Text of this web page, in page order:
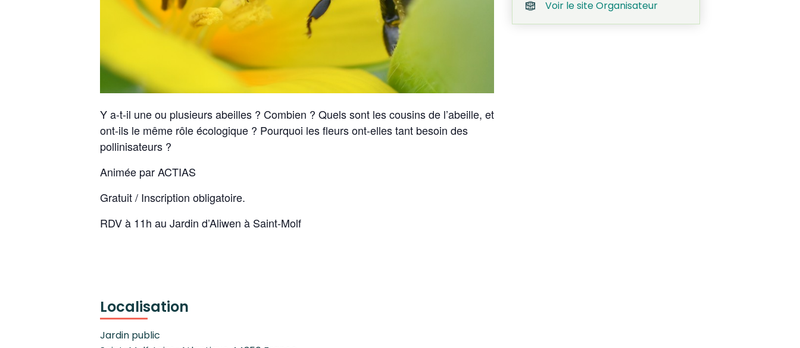
Y a-t-il une ou plusieurs abeilles ? Combien ? Quels sont les cousins de l’abeille, et
ont-ils le même rôle écologique ? Pourquoi les fleurs ont-elles tant besoin des
pollinisateurs ?
Animée par ACTIAS
Gratuit / Inscription obligatoire.
RDV à 11h au Jardin d’Aliwen à Saint-Molf
Localisation
Jardin public
Voir le site Organisateur